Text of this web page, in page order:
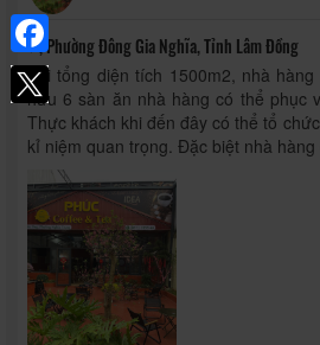
, Phường Đông Gia Nghĩa, Tỉnh Lâm Đồng
Với tổng diện tích 1500m2, nhà
hữu 6 sàn ăn nhà hàng có thể phục
Thực khách khi đến đây có thể tổ
kỉ niệm quan trọng. Đặc biệt nhà hàng
Facebook